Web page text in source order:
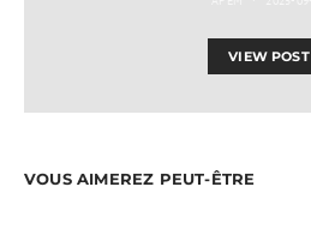
VIEW POST
VOUS AIMEREZ PEUT-ÊTRE